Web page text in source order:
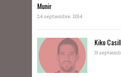
Munir
24 septiembre, 2014
Kiko
19